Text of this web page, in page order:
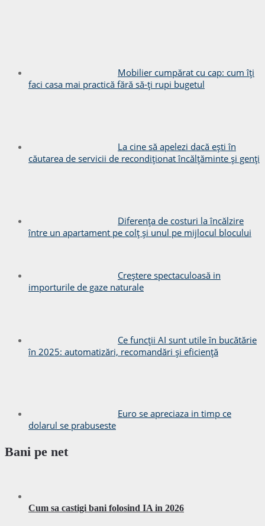
Mobilier cumpărat cu cap: cum îți
faci casa mai practică fără să-ți rupi bugetul
La cine să apelezi dacă ești în
căutarea de servicii de recondiționat încălțăminte și genți
Diferența de costuri la încălzire
între un apartament pe colț și unul pe mijlocul blocului
Creștere spectaculoasă in
importurile de gaze naturale
Ce funcții AI sunt utile în bucătărie
în 2025: automatizări, recomandări și eficiență
Euro se apreciaza in timp ce
dolarul se prabuseste
Bani pe net
Cum sa castigi bani folosind IA in 2026